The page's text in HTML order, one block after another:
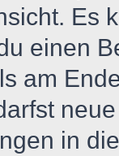
Es
einen
am
in